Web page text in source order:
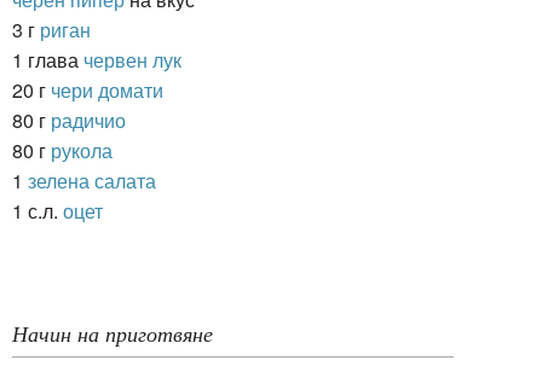
3 г риган
1 глава червен лук
20 г чери домати
80 г радичио
80 г рукола
1 зелена салата
1 с.л. оцет
Начин на приготвяне